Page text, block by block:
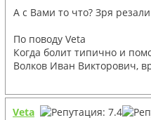
А с Вами то что? Зря
По поводу Veta
Когда болит типично и
Волков Иван Викторович,
Veta